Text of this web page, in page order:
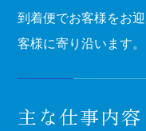
到着便でお客様をお
客様に寄り沿います。​
主な仕事内容